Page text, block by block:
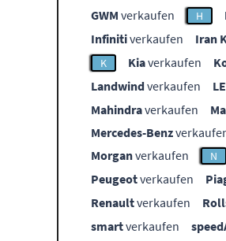
GWM verkaufen H
Infinitiverkaufen Iran
K Kiaverkaufen
Landwindverkaufen
Mahindraverkaufen
Mercedes-Benz
Morganverkaufen N
Peugeotverkaufen
Renaultverkaufen
smartverkaufen